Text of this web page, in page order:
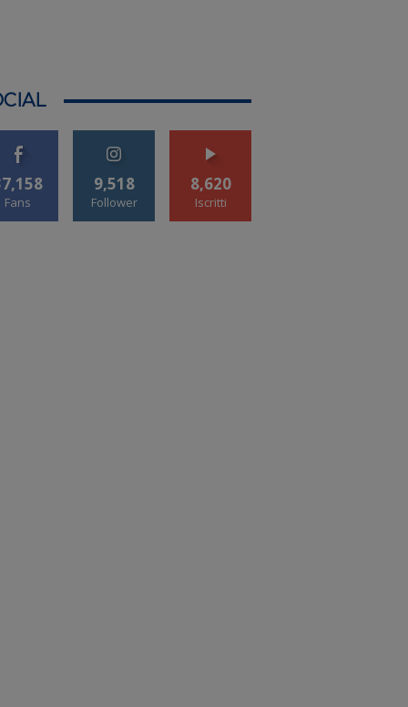
Fans
9,518
Follower
8,620
Iscritti